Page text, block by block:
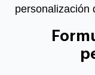
personalización